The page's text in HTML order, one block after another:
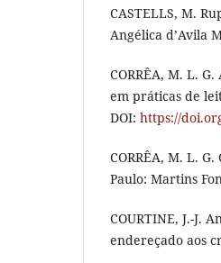
CASTELLS, M.
Angélica d’Avila
CORRÊA, M. L.
em práticas de
DOI: https://
CORRÊA, M. L.
Paulo: Martins
COURTINE, J.-J.
endereçado aos